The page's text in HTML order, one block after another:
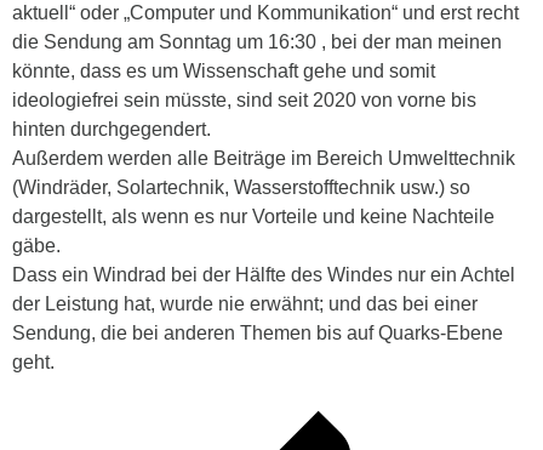
aktuell“ oder „Computer und Kommunikation“ und erst recht
die Sendung am Sonntag um 16:30 , bei der man meinen
könnte, dass es um Wissenschaft gehe und somit
ideologiefrei sein müsste, sind seit 2020 von vorne bis
hinten durchgegendert.
Außerdem werden alle Beiträge im Bereich Umwelttechnik
(Windräder, Solartechnik, Wasserstofftechnik usw.) so
dargestellt, als wenn es nur Vorteile und keine Nachteile
gäbe.
Dass ein Windrad bei der Hälfte des Windes nur ein Achtel
der Leistung hat, wurde nie erwähnt; und das bei einer
Sendung, die bei anderen Themen bis auf Quarks-Ebene
geht.